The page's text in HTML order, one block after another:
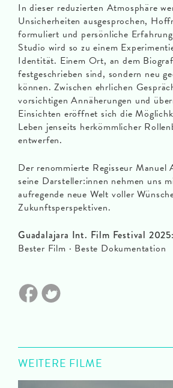
In dieser reduzierten Atmosphäre
Unsicherheiten ausgesprochen,
formuliert und persönliche
Studio wird so zu einem
Identität. Einem Ort, an dem
festgeschrieben sind, sondern neu
können. Zwischen ehrlichen
vorsichtigen Annäherungen und
Einsichten eröffnet sich die
Leben jenseits herkömmlicher
entwerfen.
Der renommierte Regisseur Manuel
seine Darsteller:innen nehmen uns
aufregende neue Welt voller
Zukunftsperspektiven.
Guadalajara Int. Film Festival 2025:
Bester Film · Beste Dokumentation
WEITERE FILME